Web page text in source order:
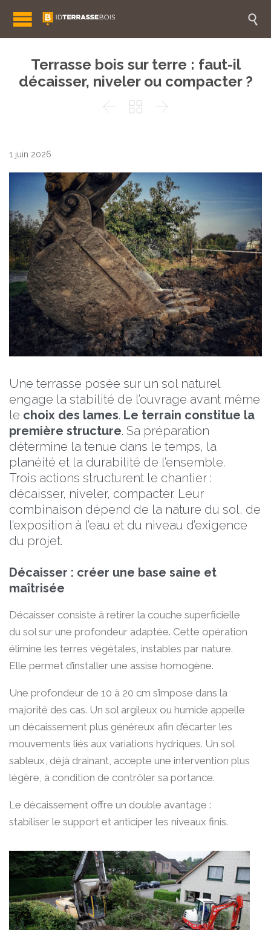

Terrasse bois sur terre : faut-il
décaisser, niveler ou compacter ?
  
1 juin 2026
Une terrasse posée sur un sol naturel
engage la stabilité de l’ouvrage avant même
le choix des lames. Le terrain constitue la
première structure. Sa préparation
détermine la tenue dans le temps, la
planéité et la durabilité de l’ensemble.
Trois actions structurent le chantier :
décaisser, niveler, compacter. Leur
combinaison dépend de la nature du sol, de
l’exposition à l’eau et du niveau d’exigence
du projet.
Décaisser : créer une base saine et
maîtrisée
Décaisser consiste à retirer la couche superficielle
du sol sur une profondeur adaptée. Cette opération
élimine les terres végétales, instables par nature.
Elle permet d’installer une assise homogène.
Une profondeur de 10 à 20 cm s’impose dans la
majorité des cas. Un sol argileux ou humide appelle
un décaissement plus généreux afin d’écarter les
mouvements liés aux variations hydriques. Un sol
sableux, déjà drainant, accepte une intervention plus
légère, à condition de contrôler sa portance.
Le décaissement offre un double avantage :
stabiliser le support et anticiper les niveaux finis.